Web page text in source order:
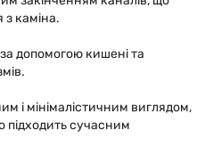
з каміна.
допомогою кишені та
і мінімалістичним виглядом,
підходить сучасним